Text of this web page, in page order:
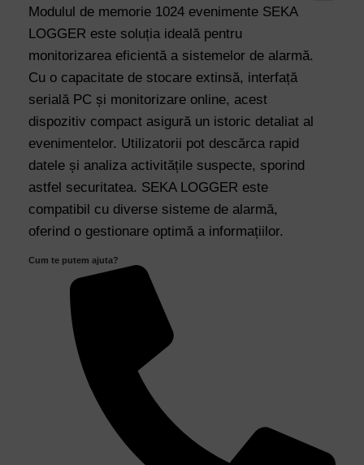
LOGGER
Monitorizare
Online
Interfață
Serială
PC
quantity
Modulul de memorie 1024 evenimente SEKA
LOGGER este soluția ideală pentru
monitorizarea eficientă a sistemelor de alarmă.
Cu o capacitate de stocare extinsă, interfață
serială PC și monitorizare online, acest
dispozitiv compact asigură un istoric detaliat al
evenimentelor. Utilizatorii pot descărca rapid
datele și analiza activitățile suspecte, sporind
astfel securitatea. SEKA LOGGER este
compatibil cu diverse sisteme de alarmă,
oferind o gestionare optimă a informațiilor.
Cum te putem ajuta?